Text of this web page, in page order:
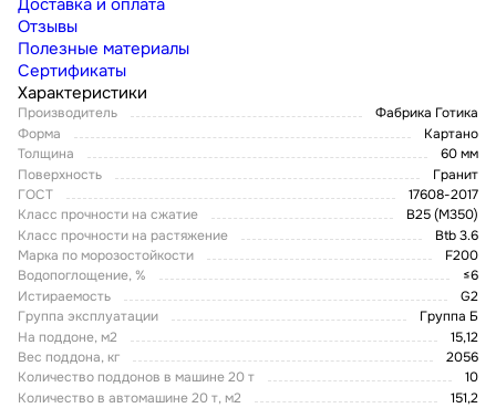
Доставка и оплата
Отзывы
Полезные материалы
Сертификаты
Характеристики
Производитель
Фабрика Готика
Форма
Картано
Толщина
60 мм
Поверхность
Гранит
ГОСТ
17608-2017
Класс прочности на сжатие
В25 (М350)
Класс прочности на растяжение
Btb 3.6
Марка по морозостойкости
F200
Водопоглощение, %
≤6
Истираемость
G2
Группа эксплуатации
Группа Б
На поддоне, м2
15,12
Вес поддона, кг
2056
Количество поддонов в машине 20 т
10
Количество в автомашине 20 т, м2
151,2